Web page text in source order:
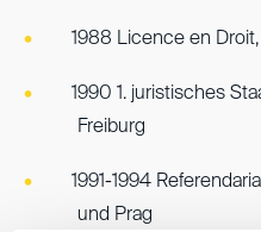
1988 Licence en
1990 1. juristisches
Freiburg
1991-1994
und Prag